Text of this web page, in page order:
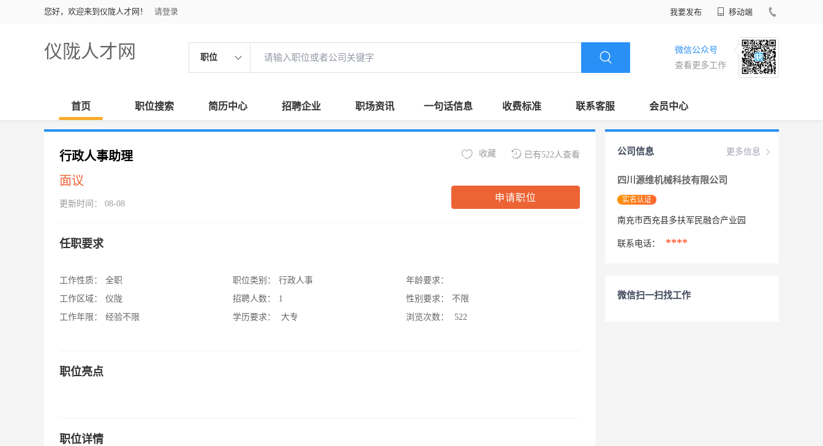
您好，欢迎来到仪陇人才网！ 请登录 我要发布 移动端
仪陇人才网 职位
微信公众号
查看更多工作
首页 职位搜索 简历中心 招聘企业 职场资讯 一句话信息 收费标准 联系客服 会员中心
行政人事助理
面议
更新时间： 08-08
已有522人查看
收藏
申请职位
任职要求
工作性质：
全职
工作区域：
仪陇
工作年限：
经验不限
职位类别：
行政人事
招聘人数：
1
学历要求：
大专
年龄要求：
性别要求：
不限
浏览次数：
522
职位亮点
职位详情
更多信息
公司信息
四川源维机械科技有限公司
实名认证
南充市西充县多扶军民融合产业园
联系电话： ****
微信扫一扫找工作